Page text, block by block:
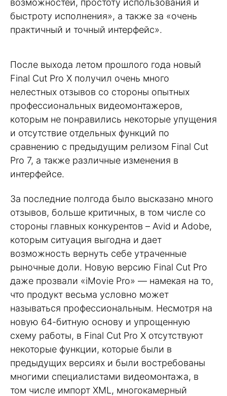
возможностей, простоту использования и
быстроту исполнения», а также за «очень
практичный и точный интерфейс».
После выхода летом прошлого года новый
Final Cut Pro X получил очень много
нелестных отзывов со стороны опытных
профессиональных видеомонтажеров,
которым не понравились некоторые упущения
и отсутствие отдельных функций по
сравнению с предыдущим релизом Final Cut
Pro 7, а также различные изменения в
интерфейсе.
За последние полгода было высказано много
отзывов, больше критичных, в том числе со
стороны главных конкурентов – Avid и Adobe,
которым ситуация выгодна и дает
возможность вернуть себе утраченные
рыночные доли. Новую версию Final Cut Pro
даже прозвали «iMovie Pro» — намекая на то,
что продукт весьма условно может
называться профессиональным. Несмотря на
новую 64-битную основу и упрощенную
схему работы, в Final Cut Pro X отсутствуют
некоторые функции, которые были в
предыдущих версиях и были востребованы
многими специалистами видеомонтажа, в
том числе импорт XML, многокамерный